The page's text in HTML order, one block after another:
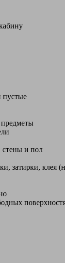
пустые
стены и пол
затирки, клея